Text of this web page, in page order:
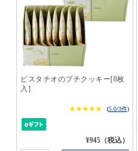
ピスタチオのプチクッキー[8枚
入]
★★★★★
★★★★★ (5.0/3件)
¥945（税込）